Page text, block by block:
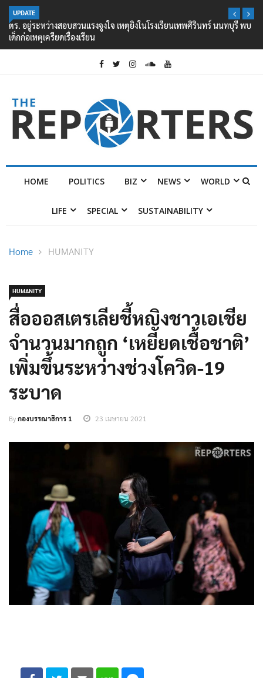
UPDATE
ตร. อยู่ระหว่างสอบสวนแรงจูงใจ เหตุยิงในโรงเรียนเทพศิรินทร์ นนทบุรี พบ
เด็กก่อเหตุเครียดเรื่องเรียน
HOME POLITICS BIZ NEWS WORLD
LIFE SPECIAL SUSTAINABILITY
Home HUMANITY
HUMANITY
สื่อออสเตรเลียชี้หญิงชาวเอเชีย
จำนวนมากถูก ‘เหยียดเชื้อชาติ’
เพิ่มขึ้นระหว่างช่วงโควิด-19
ระบาด
Byกองบรรณาธิการ 1 23 เมษายน 2021